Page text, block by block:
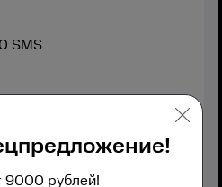
0 SMS
9000 рублей!